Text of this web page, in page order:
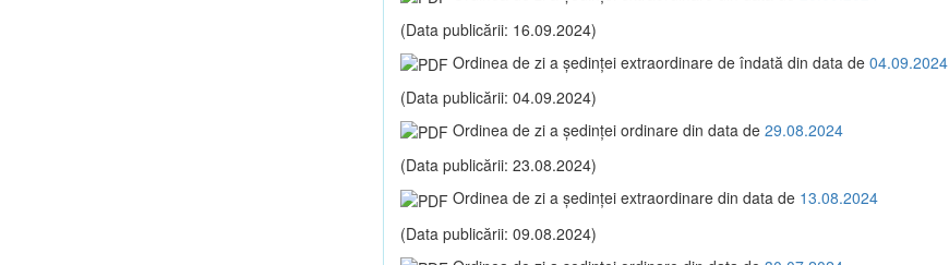
(Data publicării: 16.09.2024)
Ordinea de zi a şedinţei extraordinare de îndată din data de 04.09.2024
(Data publicării: 04.09.2024)
Ordinea de zi a şedinţei ordinare din data de 29.08.2024
(Data publicării: 23.08.2024)
Ordinea de zi a şedinţei extraordinare din data de 13.08.2024
(Data publicării: 09.08.2024)